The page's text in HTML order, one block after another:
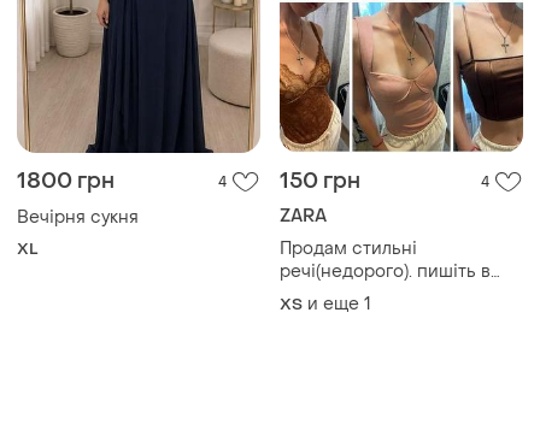
1800 грн 4
Вечірня сукня
XL
150 грн 4
ZARA
Продам стильні
речі(недорого). пишіть в
інст. _lizzaveta___
ХS и еще 1